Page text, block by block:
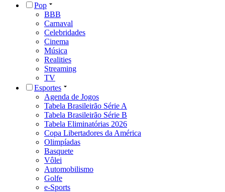
Pop
BBB
Carnaval
Celebridades
Cinema
Música
Realities
Streaming
TV
Esportes
Agenda de Jogos
Tabela Brasileirão Série A
Tabela Brasileirão Série B
Tabela Eliminatórias 2026
Copa Libertadores da América
Olimpíadas
Basquete
Vôlei
Automobilismo
Golfe
e-Sports